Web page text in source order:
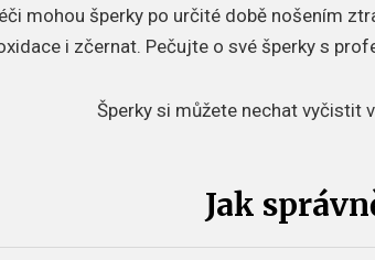
mohou šperky po určité době nošením
i zčernat. Pečujte o své šperky s
Šperky si můžete nechat vyčistit
Jak